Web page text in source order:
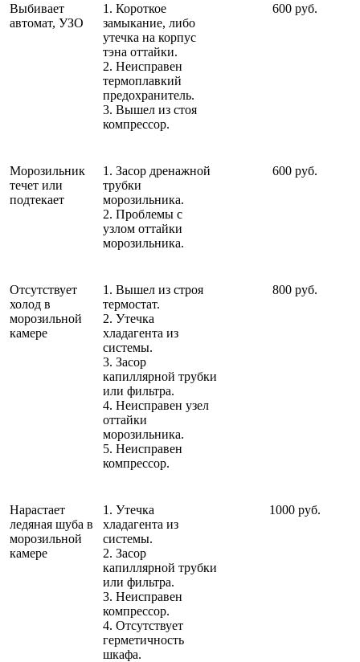
Выбивает
автомат, УЗО
1. Короткое
замыкание, либо
утечка на корпус
тэна оттайки.
2. Неисправен
термоплавкий
предохранитель.
3. Вышел из стоя
компрессор.
600 руб.
Морозильник
течет или
подтекает
1. Засор дренажной
трубки
морозильника.
2. Проблемы с
узлом оттайки
морозильника.
600 руб.
Отсутствует
холод в
морозильной
камере
1. Вышел из строя
термостат.
2. Утечка
хладагента из
системы.
3. Засор
капиллярной трубки
или фильтра.
4. Неисправен узел
оттайки
морозильника.
5. Неисправен
компрессор.
800 руб.
Нарастает
ледяная шуба в
морозильной
камере
1. Утечка
хладагента из
системы.
2. Засор
капиллярной трубки
или фильтра.
3. Неисправен
компрессор.
4. Отсутствует
герметичность
шкафа.
1000 руб.